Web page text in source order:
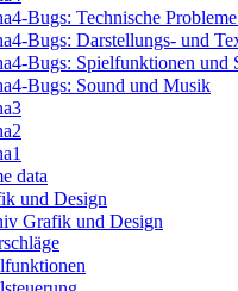
Bugs: Technische
Bugs: Darstellungs- und
Bugs: Spielfunktionen und
Bugs: Sound und Musik
data
und Design
Grafik und Design